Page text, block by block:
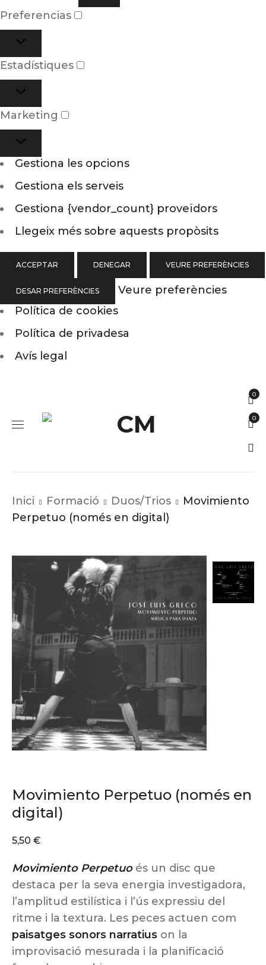
Preferencias
Estadístiques
Marketing
Gestiona les opcions
Gestiona els serveis
Gestiona {vendor_count} proveïdors
Llegeix més sobre aquests propòsits
ACCEPTAR DENEGAR VEURE PREFERÈNCIES
DESAR PREFERÈNCIES
Veure preferències
Política de cookies
Política de privadesa
Avís legal
0
0
Inici Formació Duos/Trios
Movimiento
Perpetuo (només en digital)
Movimiento Perpetuo (només en
digital)
5,50 €
Movimiento Perpetuoés un disc que
destaca per la seva energia investigadora,
l’amplitud estilística i l’ús expressiu del
ritme i la textura. Les peces actuen com
paisatges sonors narratius on la
improvisació mesurada i la planificació